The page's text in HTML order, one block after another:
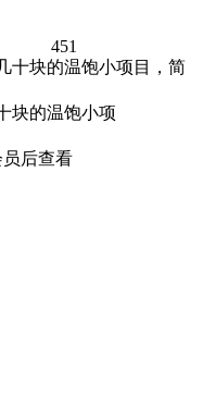
451
块的温饱小项
后查看